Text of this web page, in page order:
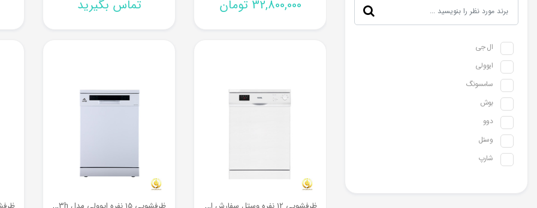
ال جی
ایوولی
سامسونگ
بوش
دوو
وستل
شارپ
32,800,000 تومان تماس بگیرید